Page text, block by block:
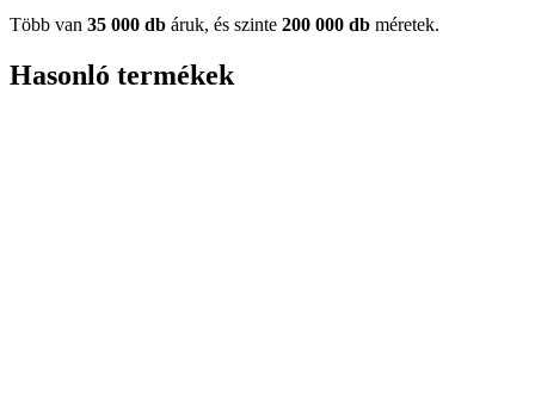
Több van 35 000 db áruk, és szinte 200 000 db méretek.
Hasonló termékek